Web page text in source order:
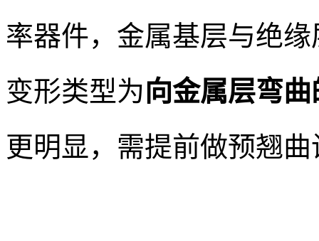
率器件，金属基层与绝
变形类型为向金属层弯
更明显，需提前做预翘曲